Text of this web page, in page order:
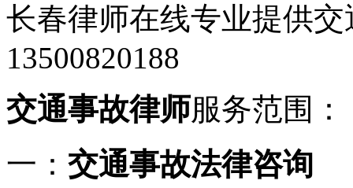
长春律师在线专业提供
13500820188
交通事故律师服务范围：
一： 交通事故法律咨询